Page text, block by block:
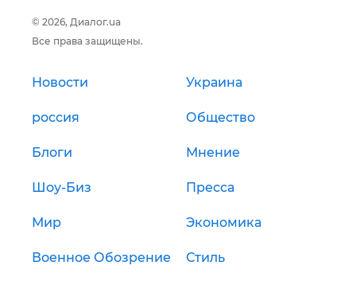
© 2026, Диалог.ua
Все права защищены.
Новости Украина
россия Общество
Блоги Мнение
Шоу-Биз Пресса
Мир Экономика
Военное Обозрение Стиль